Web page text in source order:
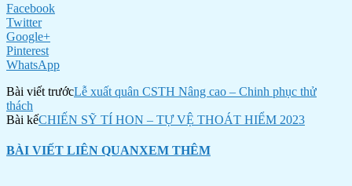
Facebook
Twitter
Google+
Pinterest
WhatsApp
Bài viết trướcLễ xuất quân CSTH Nâng cao – Chinh phục thử
thách
Bài kếCHIẾN SỸ TÍ HON – TỰ VỆ THOÁT HIỂM 2023
BÀI VIẾT LIÊN QUANXEM THÊM